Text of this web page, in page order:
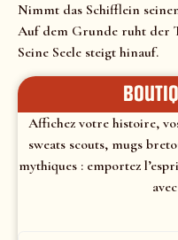
Nimmt das Schifflein
Auf dem Grunde ruht der
Seine Seele steigt hinauf.
Affichez votre histoire,
sweats scouts, mugs
mythiques : emportez